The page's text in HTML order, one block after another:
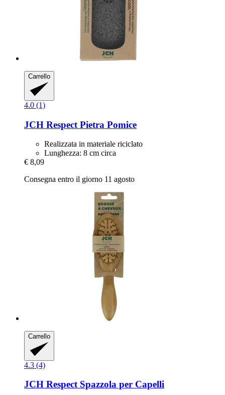
Carrello
4.0 (1)
JCH Respect Pietra Pomice
Realizzata in materiale riciclato
Lunghezza: 8 cm circa
€ 8,09
Consegna entro il giorno 11 agosto
Carrello
4.3 (4)
JCH RespectSpazzola per Capelli